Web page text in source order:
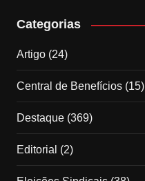
Categorias
Artigo(24)
Central de Benefícios(15)
Destaque(369)
Editorial (2)